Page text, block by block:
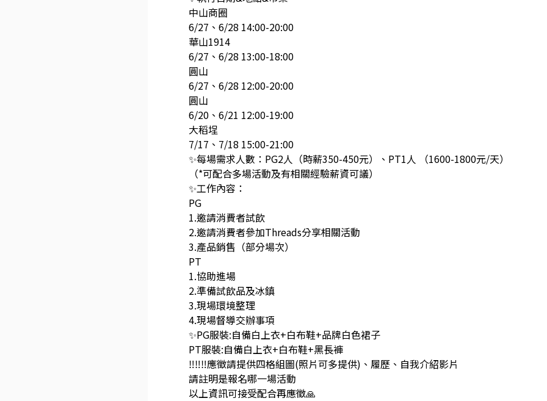
中山商圈
6/27、6/28 14:00-20:00
華山1914
6/27、6/28 13:00-18:00
圓山
6/27、6/28 12:00-20:00
圓山
6/20、6/21 12:00-19:00
大稻埕
7/17、7/18 15:00-21:00
✨每場需求人數：PG2人（時薪350-450元）、PT1人 （1600-1800元/天）
（*可配合多場活動及有相關經驗薪資可議）
✨工作內容：
PG
1.邀請消費者試飲
2.邀請消費者參加Threads分享相關活動
3.產品銷售（部分場次）
PT
1.協助進場
2.準備試飲品及冰鎮
3.現場環境整理
4.現場督導交辦事項
✨PG服裝:自備白上衣+白布鞋+品牌白色裙子
PT服裝:自備白上衣+白布鞋+黑長褲
‼️‼️‼️應徵請提供四格組圖(照片可多提供)、履歷、自我介紹影片
請註明是報名哪一場活動
以上資訊可接受配合再應徵🙏